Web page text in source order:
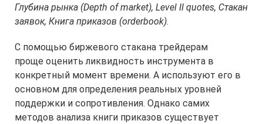
Глубина рынка (Depth of market), Level II quotes, Стакан
заявок, Книга приказов (orderbook).
С помощью биржевого стакана трейдерам
проще оценить ликвидность инструмента в
конкретный момент времени. А используют его в
основном для определения реальных уровней
поддержки и сопротивления. Однако самих
методов анализа книги приказов существует